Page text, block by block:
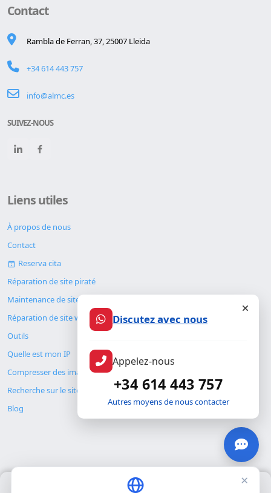
Contact
Rambla de Ferran, 37, 25007 Lleida
+34 614 443 757
info@almc.es
SUIVEZ-NOUS
Liens utiles
À propos de nous
Contact
Reserva cita
Réparation de site piraté
Maintenance de site web
Réparation de site web
Outils
Quelle est mon IP
Compresser des images
Recherche sur le site
Blog
© Copyright 2026. ALMC SECURITY S.L.U.
Nous utilisons uniquement nos propres cookies pour le
Discutez avec nous
Appelez-nous
+34 614 443 757
Autres moyens de nous contacter
×